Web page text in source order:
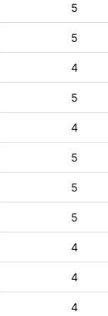
5
5
4
5
4
5
5
5
4
4
4